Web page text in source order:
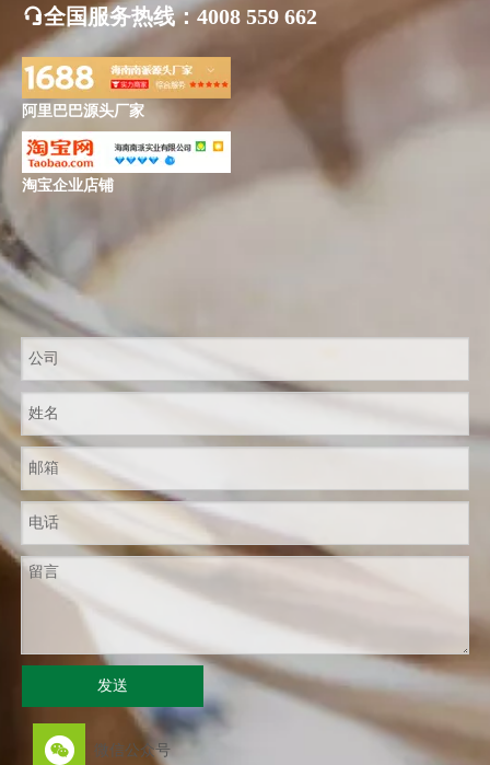
全国服务热线：4008 559 662
阿里巴巴源头厂家
淘宝企业店铺
发送
微信公众号